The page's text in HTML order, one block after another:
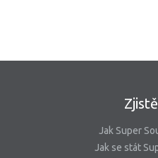
Jak Super
Jak se stát